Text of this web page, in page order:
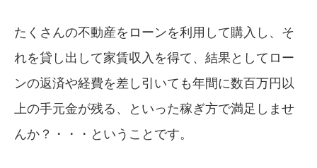
たくさんの不動産をローンを利用して購入し、そ
れを貸し出して家賃収入を得て、結果としてロー
ンの返済や経費を差し引いても年間に数百万円以
上の手元金が残る、といった稼ぎ方で満足しませ
んか？・・・ということです。